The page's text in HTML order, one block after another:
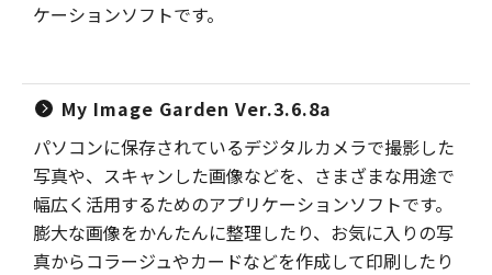
ケーションソフトです。
My Image Garden Ver.3.6.8a
パソコンに保存されているデジタルカメラで撮影した
写真や、スキャンした画像などを、さまざまな用途で
幅広く活用するためのアプリケーションソフトです。
膨大な画像をかんたんに整理したり、お気に入りの写
真からコラージュやカードなどを作成して印刷したり